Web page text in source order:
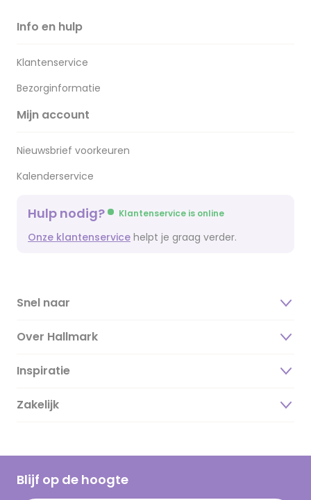
Info en hulp
Klantenservice
Bezorginformatie
Mijn account
Nieuwsbrief voorkeuren
Kalenderservice
Hulp nodig? Klantenservice is online
Onze klantenservice helpt je graag verder.
Snel naar
Over Hallmark
Over ons
Duurzaamheid
Hallmark Kaartclub
Inspiratie
Magazine
Cadeau inspiratie
Kaartinspiratie
Zakelijk
Blijf op de hoogte